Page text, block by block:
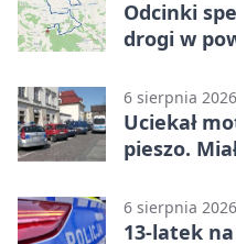
Odcinki
drogi w
6 sierpnia 2026
Uciekał
pieszo.
6 sierpnia 2026
13-latek